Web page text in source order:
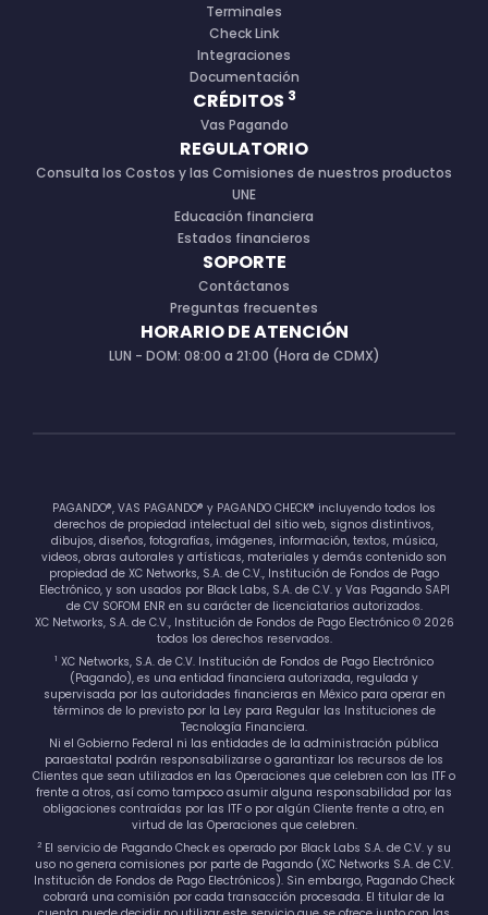
Terminales
Check Link
Integraciones
Documentación
CRÉDITOS 3
Vas Pagando
REGULATORIO
Consulta los Costos y las Comisiones de nuestros productos
UNE
Educación financiera
Estados financieros
SOPORTE
Contáctanos
Preguntas frecuentes
HORARIO DE ATENCIÓN
LUN - DOM: 08:00 a 21:00 (Hora de CDMX)
PAGANDO®, VAS PAGANDO® y PAGANDO CHECK® incluyendo todos los
derechos de propiedad intelectual del sitio web, signos distintivos,
dibujos, diseños, fotografías, imágenes, información, textos, música,
videos, obras autorales y artísticas, materiales y demás contenido son
propiedad de XC Networks, S.A. de C.V., Institución de Fondos de Pago
Electrónico, y son usados por Black Labs, S.A. de C.V. y Vas Pagando SAPI
de CV SOFOM ENR en su carácter de licenciatarios autorizados.
XC Networks, S.A. de C.V., Institución de Fondos de Pago Electrónico © 2026
todos los derechos reservados.
1 XC Networks, S.A. de C.V. Institución de Fondos de Pago Electrónico
(Pagando), es una entidad financiera autorizada, regulada y
supervisada por las autoridades financieras en México para operar en
términos de lo previsto por la Ley para Regular las Instituciones de
Tecnología Financiera.
Ni el Gobierno Federal ni las entidades de la administración pública
paraestatal podrán responsabilizarse o garantizar los recursos de los
Clientes que sean utilizados en las Operaciones que celebren con las ITF o
frente a otros, así como tampoco asumir alguna responsabilidad por las
obligaciones contraídas por las ITF o por algún Cliente frente a otro, en
virtud de las Operaciones que celebren.
2 El servicio de Pagando Check es operado por Black Labs S.A. de C.V. y su
uso no genera comisiones por parte de Pagando (XC Networks S.A. de C.V.
Institución de Fondos de Pago Electrónicos). Sin embargo, Pagando Check
cobrará una comisión por cada transacción procesada. El titular de la